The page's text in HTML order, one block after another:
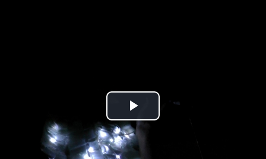
Play
Video